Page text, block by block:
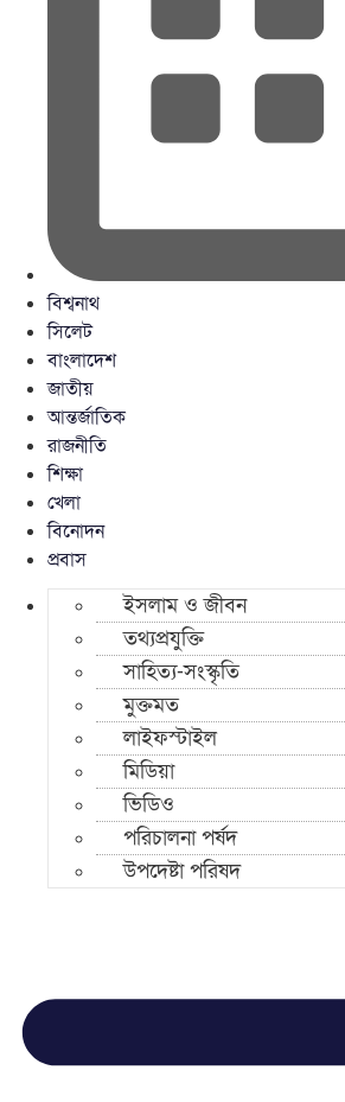
বিশ্বনাথ
সিলেট
বাংলাদেশ
জাতীয়
আন্তর্জাতিক
রাজনীতি
শিক্ষা
খেলা
বিনোদন
প্রবাস
ইসলাম ও জীবন
তথ্যপ্রযুক্তি
সাহিত্য-সংস্কৃতি
মুক্তমত
লাইফস্টাইল
মিডিয়া
ভিডিও
পরিচালনা পর্ষদ
উপদেষ্টা পরিষদ